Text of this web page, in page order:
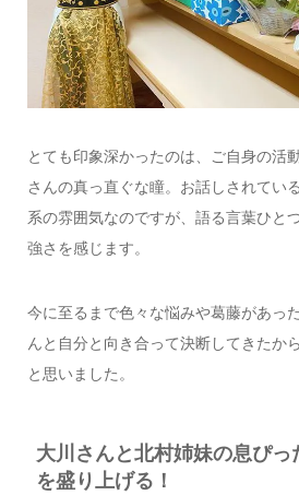
とても印象深かったのは、ご自身の活
さんの真っ直ぐな瞳。お話しされてい
系の雰囲気なのですが、語る言葉ひと
強さを感じます。
今に至るまで色々な悩みや葛藤があっ
んと自分と向き合って決断してきたか
と思いました。
大川さんと北村姉妹の息ぴ
を盛り上げる！